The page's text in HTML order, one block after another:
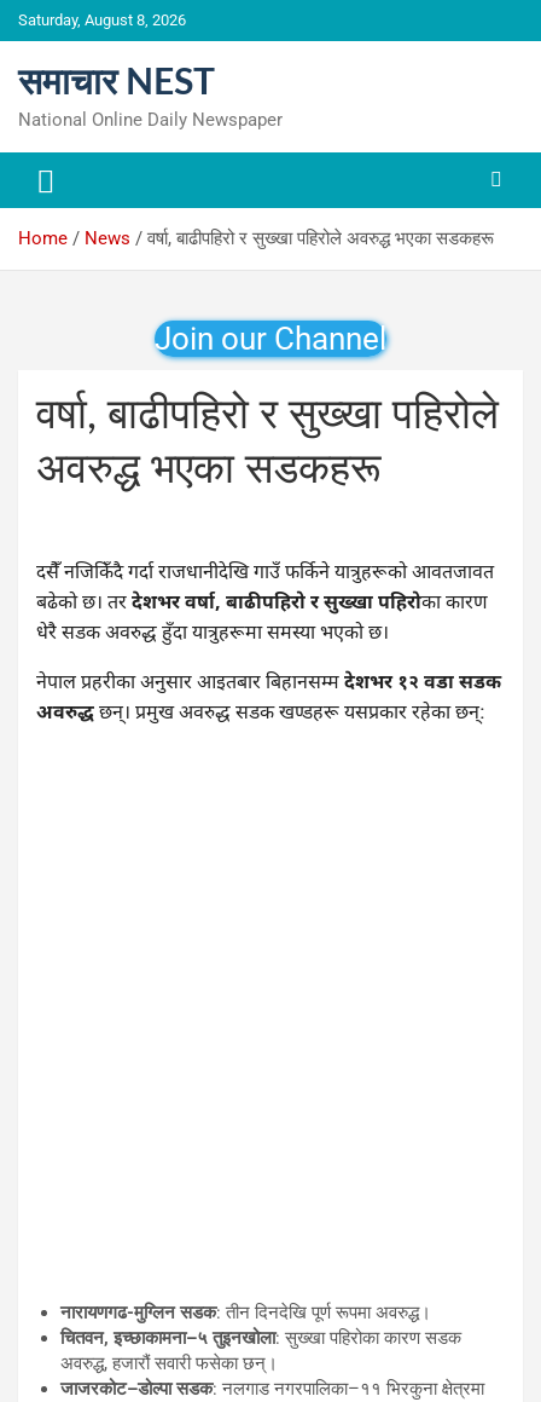
Skip
to
Saturday, August 8, 2026
समाचार NEST
National Online Daily Newspaper
Home News वर्षा, बाढीपहिरो र सुख्खा पहिरोले अवरुद्ध भएका सडकहरू
Join our Channel
वर्षा, बाढीपहिरो र सुख्खा पहिरोले
अवरुद्ध भएका सडकहरू
दसैँ नजिकिँदै गर्दा राजधानीदेखि गाउँ फर्किने यात्रुहरूको आवतजावत
बढेको छ। तरदेशभर वर्षा, बाढीपहिरो र सुख्खा पहिरोका कारण
धेरै सडक अवरुद्ध हुँदा यात्रुहरूमा समस्या भएको छ।
नेपाल प्रहरीका अनुसार आइतबार बिहानसम्मदेशभर १२ वडा सडक
अवरुद्धछन्। प्रमुख अवरुद्ध सडक खण्डहरू यसप्रकार रहेका छन्:
नारायणगढ-मुग्लिन सडक: तीन दिनदेखि पूर्ण रूपमा अवरुद्ध।
चितवन, इच्छाकामना–५ तुइनखोला: सुख्खा पहिरोका कारण सडक
अवरुद्ध, हजारौं सवारी फसेका छन्।
जाजरकोट–डोल्पा सडक: नलगाड नगरपालिका–११ भिरकुना क्षेत्रमा